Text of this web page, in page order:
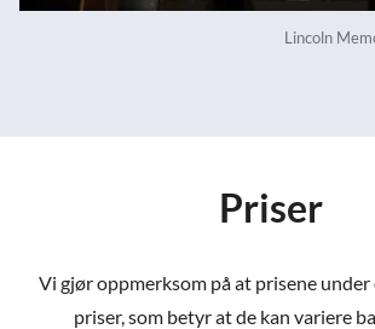
Lincoln
Priser
Vi gjør oppmerksom på at prisene
priser, som betyr at de kan variere